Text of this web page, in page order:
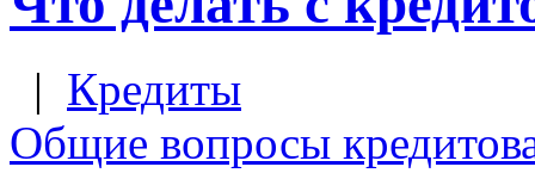
| Кредиты
Общие вопросы